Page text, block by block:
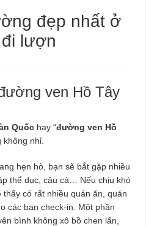
đẹp nhất ở
lượn
ven Hồ Tây
Quốc hay “đường ven Hồ
nhỉ.
hẹn hò, bạn sẽ bắt gặp nhiều
thể dục, câu cá… Nếu chịu khó
có rất nhiều quán ăn, quán
các bạn check-in. Một phần
bình không xô bồ chen lấn,